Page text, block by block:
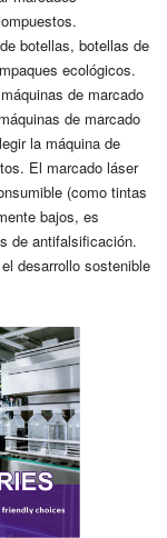
botellas, botellas de
ecológicos.
de marcado
de marcado
la máquina de
El marcado láser
(como tintas
bajos, es
de antifalsificación.
desarrollo sostenible